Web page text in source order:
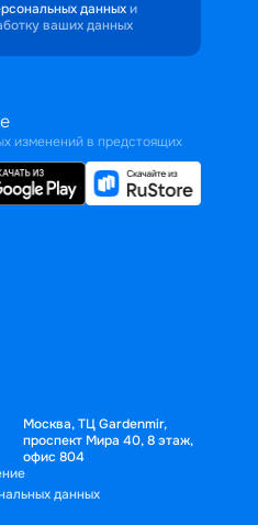
данных и
ваших данных
изменений в предстоящих
Москва, ТЦ Gardenmir,
проспект Мира 40, 8 этаж,
офис 804
данных